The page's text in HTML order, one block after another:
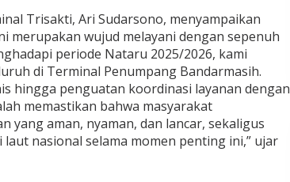
Trisakti, Ari Sudarsono, menyampaikan
merupakan wujud melayani dengan sepenuh
periode Nataru 2025/2026, kami
di Terminal Penumpang Bandarmasih.
hingga penguatan koordinasi layanan dengan
memastikan bahwa masyarakat
yang aman, nyaman, dan lancar, sekaligus
nasional selama momen penting ini,” ujar